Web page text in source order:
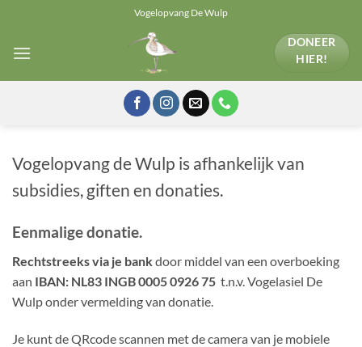
inhoud
Vogelopvang De Wulp
DONEER
HIER!
Vogelopvang de Wulp is afhankelijk van
subsidies, giften en donaties.
Eenmalige donatie.
Rechtstreeks via je bankdoor middel van een overboeking
aan IBAN: NL83 INGB 0005 0926 75 t.n.v. Vogelasiel De
Wulp onder vermelding van donatie.
Je kunt de QRcode scannen met de camera van je mobiele